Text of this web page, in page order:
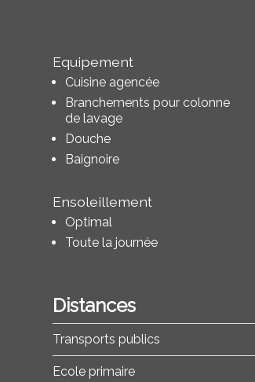
Equipement
Cuisine agencée
Branchements pour colonne
de lavage
Douche
Baignoire
Ensoleillement
Optimal
Toute la journée
Distances
Transports publics
Ecole primaire